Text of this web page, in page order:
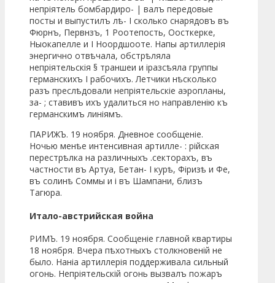
непріятель бомбардиро- | валъ передовые
посты и выпустилъ лѣ- I сколько снарядовъ въ
Фюрнъ, Первнзъ, 1 Роотепость, Оосткерке,
Ныокапелле и I Ноордшооте. Напы артиллерія
энергично отвѣчала, обстрѣляла
непріятельскія § траншеи и іразсѣяла группы
германскихъ I рабочихъ. Летчики нѣсколько
разъ преслѣдовали непріятельскіе аэропланы,
за- ; ставивъ ихъ удалиться но направленію къ
германскимъ линіямъ.
ПАРИЖЪ. 19 ноября. Дневное сообщеніе.
Ночью менѣе интенсивная артилле- : рійская
перестрѣлка на различныхъ .секторахъ, въ
частности въ Артуа, Бетан- I курѣ, Фіризѣ и Фе,
въ солинѣ Соммы и і въ Шампани, близъ
Тагюра.
Итало-австрийская война
РИМЪ. 19 ноября. Сообщеніе главной квартиры
18 ноября. Вчера пѣхотныхъ столкновеній не
было. Наніа артиллерія поддерживала сильный
огонь. Непріятельскій огонь вызвалъ пожаръ